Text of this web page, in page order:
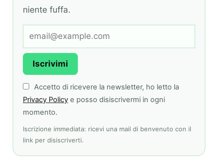
niente fuffa.
Iscrivimi
Accetto di ricevere la newsletter, ho letto la
Privacy Policy e posso disiscrivermi in ogni
momento.
Iscrizione immediata: ricevi una mail di benvenuto con il
link per disiscriverti.